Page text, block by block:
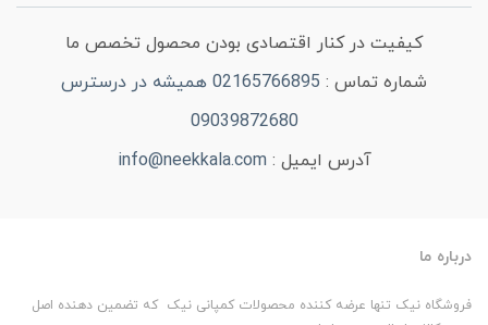
کیفیت در کنار اقتصادی بودن محصول تخصص ما
شماره تماس :
02165766895 همیشه در درسترس
09039872680
آدرس ایمیل : info@neekkala.com
درباره ما
فروشگاه نیک تنها عرضه کننده محصولات کمپانی نیک که تضمین دهنده اصل